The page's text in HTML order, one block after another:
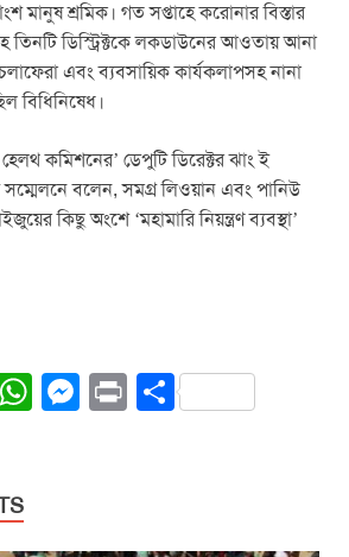
মানুষ শ্রমিক। গত সপ্তাহে করোনার বিস্তার
তিনটি ডিস্ট্রিক্টকে লকডাউনের আওতায় আনা
এবং ব্যবসায়িক কার্যকলাপসহ নানা
বিধিনিষেধ।
কমিশনের’ ডেপুটি ডিরেক্টর ঝাং ই
বলেন, সমগ্র লিওয়ান এবং পানিউ
কিছু অংশে ‘মহামারি নিয়ন্ত্রণ ব্যবস্থা’
W
A
M
n
Pr S